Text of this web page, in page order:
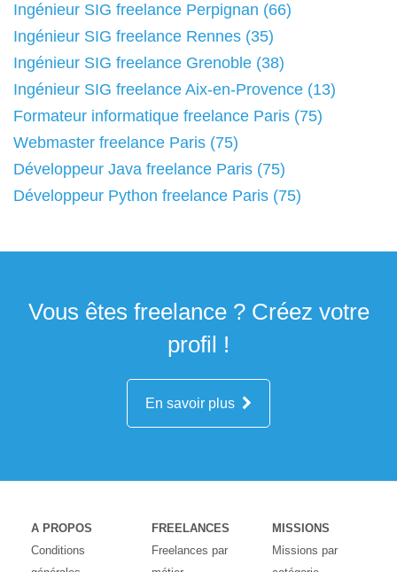
Ingénieur SIG freelance Perpignan (66)
Ingénieur SIG freelance Rennes (35)
Ingénieur SIG freelance Grenoble (38)
Ingénieur SIG freelance Aix-en-Provence (13)
Formateur informatique freelance Paris (75)
Webmaster freelance Paris (75)
Développeur Java freelance Paris (75)
Développeur Python freelance Paris (75)
Vous êtes freelance ? Créez votre
profil !
En savoir plus
A PROPOS
Conditions
FREELANCES
Freelances par
MISSIONS
Missions par